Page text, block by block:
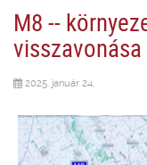
M8 --
visszavonása
2025. január 24.